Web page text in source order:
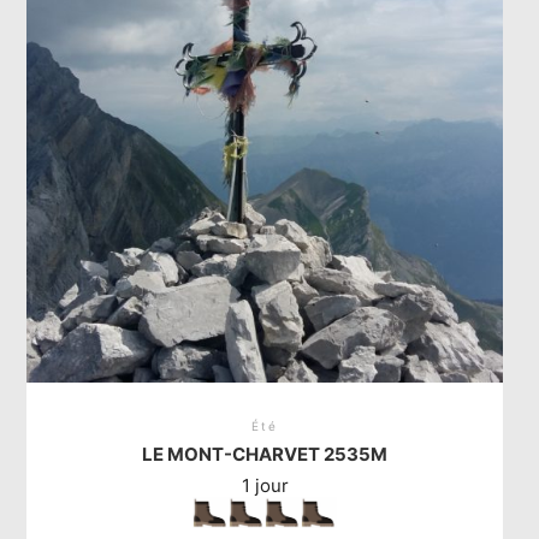
options
peuvent
être
choisies
sur
page
du
produit
Été
LE MONT-CHARVET 2535M
1 jour